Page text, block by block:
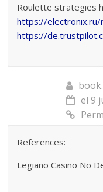
Roulette strategies
https://electronix.ru/
https://
el 9
References:
Legiano Casino No